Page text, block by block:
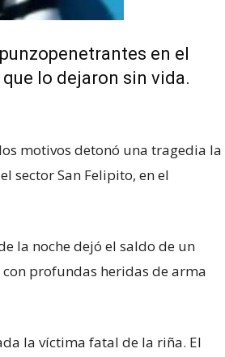
en el
lo dejaron sin vida.
motivos detonó una tragedia la
sector San Felipito, en el
la noche dejó el saldo de un
profundas heridas de arma
la víctima fatal de la riña. El